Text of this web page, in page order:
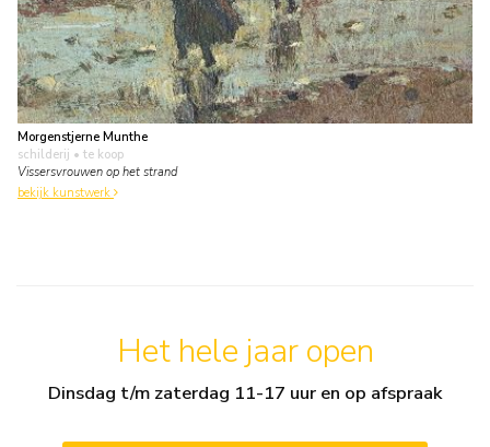
Morgenstjerne Munthe
schilderij • te koop
Vissersvrouwen op het strand
bekijk kunstwerk
Het hele jaar open
Dinsdag t/m zaterdag 11-17 uur en op afspraak